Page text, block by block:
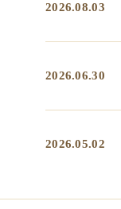
2026.08.03
2026.06.30
2026.05.02